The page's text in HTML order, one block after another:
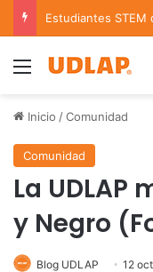
Menu
Inicio /Comunidad
Comunidad
La UDLAP
y Negro
Blog UDLAP 12